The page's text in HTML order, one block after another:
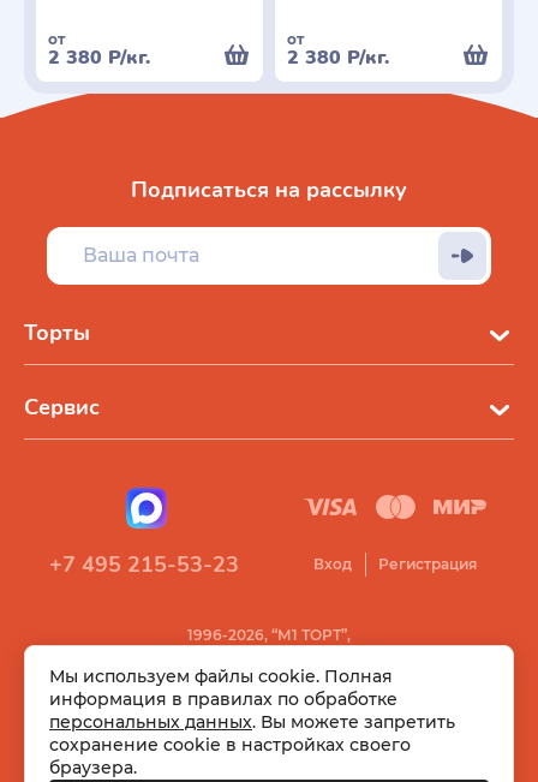
от
2 380 Р/кг.
от
2 380 Р/кг.
Торты
Сервис
Подписаться на рассылку
1996-2026, “М1 ТОРТ”,
+7 495 215-53-23 Вход Регистрация
Мы используем файлы cookie. Полная
информация в правилах по обработке
персональных данных. Вы можете запретить
сохранение cookie в настройках своего
браузера.